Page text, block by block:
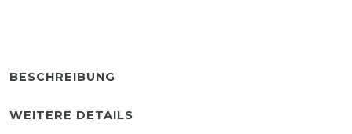
BESCHREIBUNG
WEITERE DETAILS